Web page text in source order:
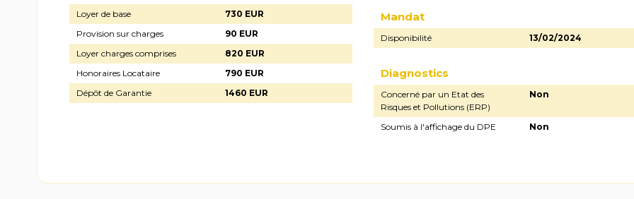
Loyer de base
730 EUR
Provision sur charges
90 EUR
Loyer charges comprises
820 EUR
Honoraires Locataire
790 EUR
Dépôt de Garantie
1460 EUR
Mandat
Disponibilité 13/02/2024
Diagnostics
Concerné par un Etat des
Risques et Pollutions (ERP)
Non
Soumis à l'affichage du DPE Non